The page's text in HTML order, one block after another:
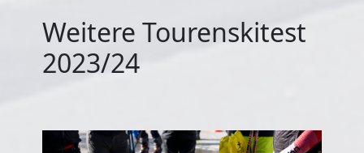
Weitere Tourenskitest
2023/24